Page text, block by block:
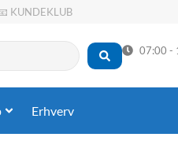
KUNDEKLUB
07:00 -
Erhverv